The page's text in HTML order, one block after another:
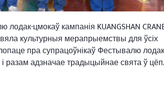
цмокаў кампанія KUANGSHAN
культурныя мерапрыемствы для ўсіх
пра супрацоўнікаў Фестывалю
разам адзначае традыцыйнае свята ў